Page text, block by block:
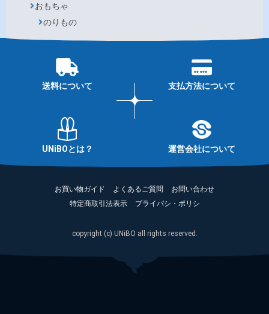
おもちゃ
のりもの
送料について 支払方法について
UNiBOとは？ 運営会社について
お買い物ガイド よくあるご質問
お問い合わせ
特定商取引法表示
プライバシ・ポリシ
copyright (c) UNiBO all rights reserved.